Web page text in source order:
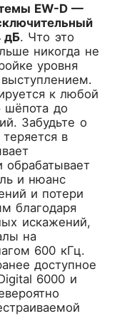
EW-D —
дБ. Что это
никогда не
уровня
к любой
шёпота до
Забудьте о
в
обрабатывает
и нюанс
и потери
благодаря
искажений,
на
600 кГц.
доступное
6000 и